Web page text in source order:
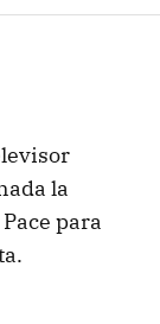
la
para